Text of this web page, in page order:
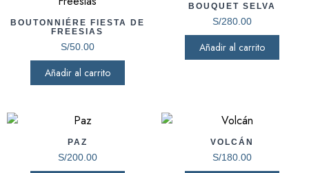
BOUTONNIÉRE FIESTA DE
FREESIAS
S/50.00
Añadir al carrito
BOUQUET SELVA
S/280.00
Añadir al carrito
PAZ
S/200.00
VOLCÁN
S/180.00